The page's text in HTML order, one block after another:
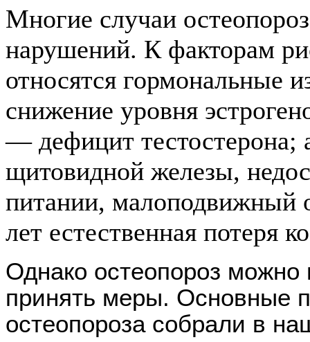
Многие случаи
нарушений. К факторам
относятся
снижение уровня
— дефицит тестостерона;
щитовидной железы,
питании, малоподвижный
лет естественная потеря
Однако остеопороз можно
принять меры. Основные
остеопороза собрали в